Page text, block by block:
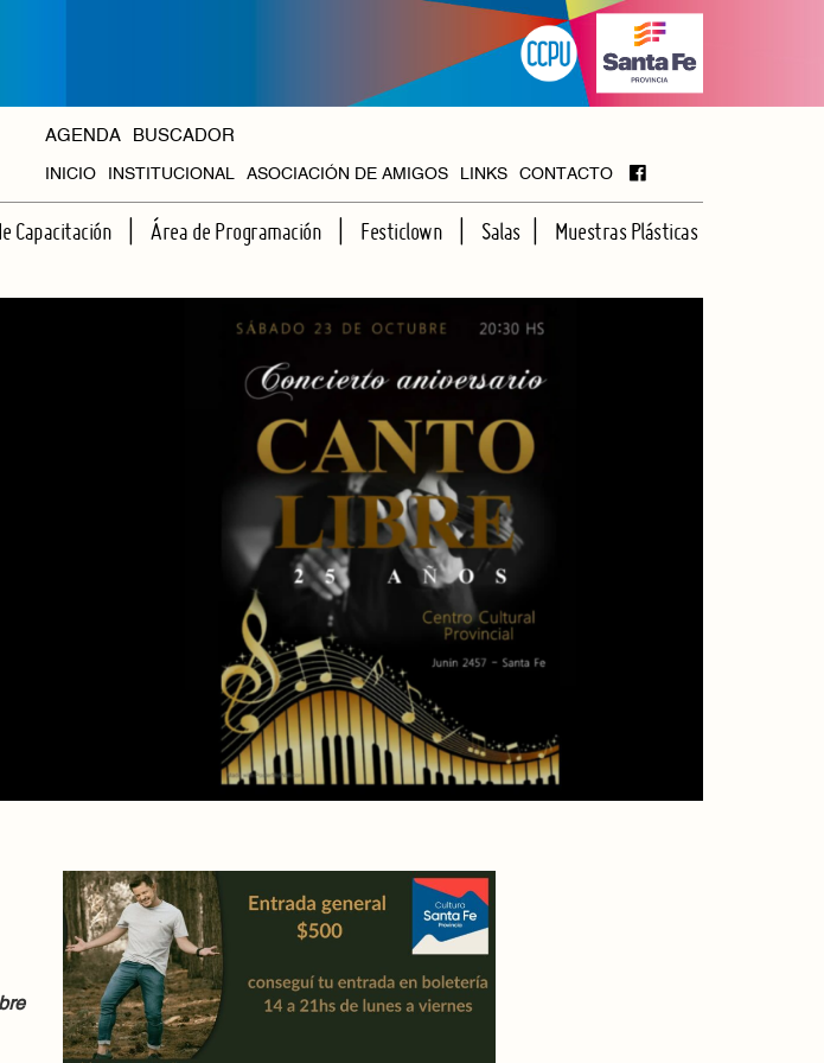
AGENDA BUSCADOR
INICIO INSTITUCIONAL
HISTORIA
ORGANISMOS
ASOCIACIÓN DE AMIGOS LINKS CONTACTO
Capacitación Área de Programación Festiclown Salas Muestras Plásticas